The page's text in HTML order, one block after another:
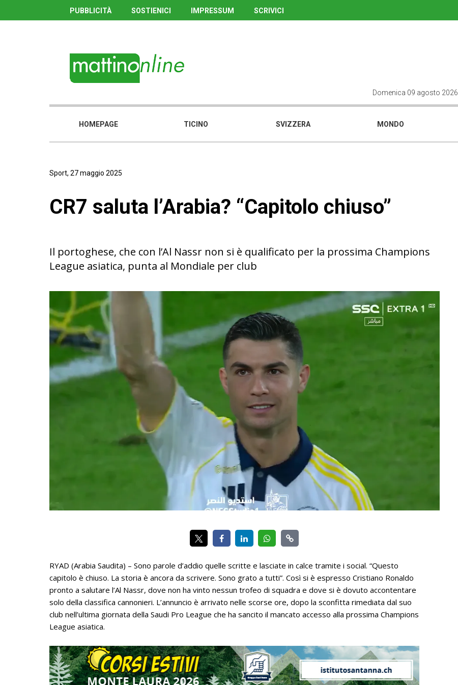
PUBBLICITÀ SOSTIENICI IMPRESSUM SCRIVICI
Domenica 09 agosto 2026
HOMEPAGE TICINO SVIZZERA MONDO
Sport, 27 maggio 2025
CR7 saluta l’Arabia? “Capitolo chiuso”
Il portoghese, che con l’Al Nassr non si è qualificato per la prossima Champions
League asiatica, punta al Mondiale per club
RYAD (Arabia Saudita) – Sono parole d’addio quelle scritte e lasciate in calce tramite i social. “Questo
capitolo è chiuso. La storia è ancora da scrivere. Sono grato a tutti”. Così si è espresso Cristiano Ronaldo
pronto a salutare l’Al Nassr, dove non ha vinto nessun trofeo di squadra e dove si è dovuto accontentare
solo della classifica cannonieri. L’annuncio è arrivato nelle scorse ore, dopo la sconfitta rimediata dal suo
club nell’ultima giornata della Saudi Pro League che ha sancito il mancato accesso alla prossima Champions
League asiatica.